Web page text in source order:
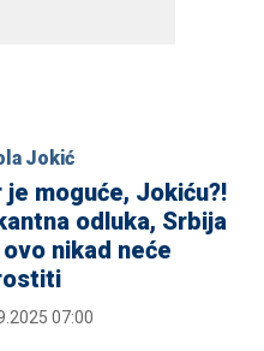
Jokić
je moguće, Jokiću?!
odluka, Srbija
ovo nikad neće
07:00